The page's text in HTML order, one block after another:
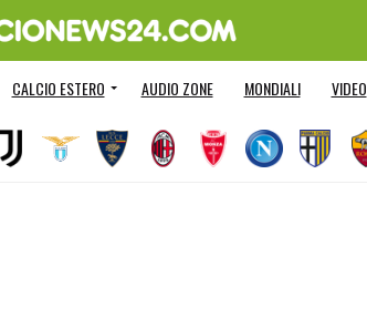
CALCIO ESTERO AUDIO ZONE MONDIALI VIDEO